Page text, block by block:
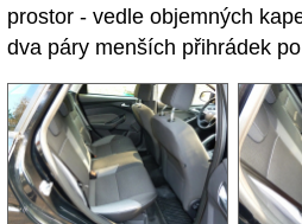
prostor - vedle objemných
dva páry menších přihrádek